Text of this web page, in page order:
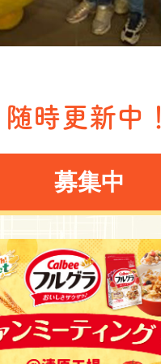
随時更新中！
募集中